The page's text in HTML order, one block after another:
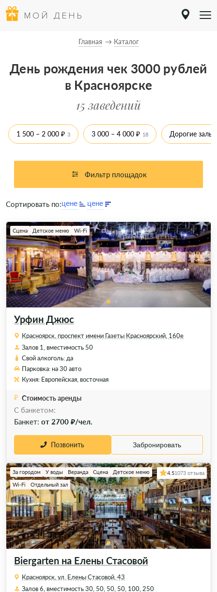
МОЙ ДЕНЬ
Главная Каталог
День рождения чек 3000 рублей
в Красноярске
15 заведений
1 500 – 2 000 ₽ 3 3 000 – 4 000 ₽ 18 Дорогие залы
Фильтр площадок
Сортировать по:
Урфин Джюс
Сцена Детское меню Wi-Fi
Красноярск, проспект имени Газеты Красноярский, 160е
Залов 1, вместимость 50
Свой алкоголь: да
Парковка: на 30 авто
Кухня: Европейская, восточная
Стоимость аренды
C банкетом:
Банкет: от 2700 ₽/чел.
Позвонить Забронировать
Biergarten на Елены Стасовой
За городом У воды Веранда Сцена
Детское меню
Wi-Fi
Отдельный зал
4.51073 отзыва
Красноярск, ул. Елены Стасовой, 43
Залов 6, вместимость 30, 50, 50, 50, 100, 250